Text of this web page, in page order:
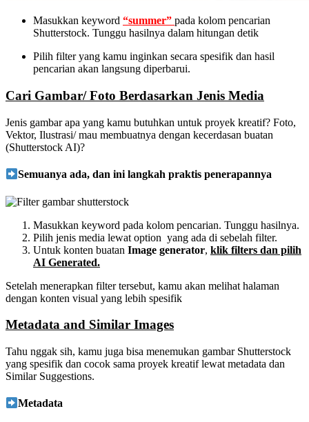
Masukkan keyword “summer” pada kolom pencarian
Shutterstock. Tunggu hasilnya dalam hitungan detik
Pilih filter yang kamu inginkan secara spesifik dan hasil
pencarian akan langsung diperbarui.
Cari Gambar/ Foto Berdasarkan Jenis Media
Jenis gambar apa yang kamu butuhkan untuk proyek kreatif? Foto,
Vektor, Ilustrasi/ mau membuatnya dengan kecerdasan buatan
(Shutterstock AI)?
Semuanya ada, dan ini langkah praktis penerapannya
Masukkan keyword pada kolom pencarian. Tunggu hasilnya.
Pilih jenis media lewat option yang ada di sebelah filter.
Untuk konten buatan Image generator, klik filters dan pilih
AI Generated.
Setelah menerapkan filter tersebut, kamu akan melihat halaman
dengan konten visual yang lebih spesifik
Metadata and Similar Images
Tahu nggak sih, kamu juga bisa menemukan gambar Shutterstock
yang spesifik dan cocok sama proyek kreatif lewat metadata dan
Similar Suggestions.
Metadata